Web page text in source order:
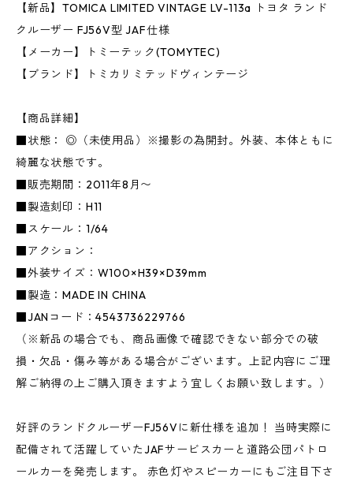
【新品】TOMICA LIMITED VINTAGE LV-113a トヨタ ランド
クルーザー FJ56V型 JAF仕様
【メーカー】トミーテック(TOMYTEC)
【ブランド】トミカリミテッドヴィンテージ
【商品詳細】
■状態： ◎（未使用品）※撮影の為開封。外装、本体ともに
綺麗な状態です。
■販売期間：2011年8月〜
■製造刻印：H11
■スケール：1/64
■アクション：
■外装サイズ：W100×H39×D39mm
■製造：MADE IN CHINA
■JANコード：4543736229766
（※新品の場合でも、商品画像で確認できない部分での破
損・欠品・傷み等がある場合がございます。上記内容にご理
解ご納得の上ご購入頂きますよう宜しくお願い致します。）
好評のランドクルーザーFJ56Vに新仕様を追加！ 当時実際に
配備されて活躍していたJAFサービスカーと道路公団パトロ
ールカーを発売します。 赤色灯やスピーカーにもご注目下さ